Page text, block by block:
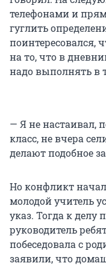
телефонами и
гуглить
поинтересовался,
на то, что в
надо выполнять в
— Я не настаивал,
класс, не вчера
делают подобное
Но конфликт
молодой учитель
указ. Тогда к
руководитель
побеседовала с
заявили, что